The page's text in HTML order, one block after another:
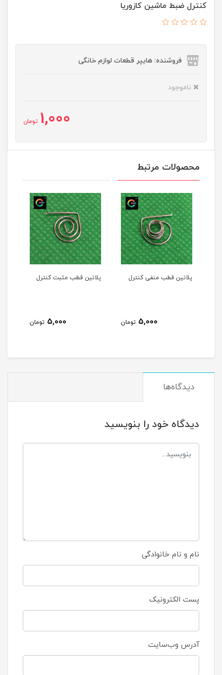
کنترل ضبط ماشین کازوریا
فروشنده: هایپر قطعات لوازم خانگی
ناموجود
1,000 تومان
محصولات مرتبط
پلاتین قطب منفی کنترل
5,000 تومان
پلاتین قطب مثبت کنترل
5,000 تومان
دیدگاه‌ها
دیدگاه خود را بنویسید
نام و نام خانوادگی
پست الکترونیک
آدرس وب‌سایت